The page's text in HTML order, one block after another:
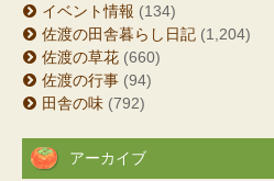
イベント情報 (134)
佐渡の田舎暮らし日記 (1,204)
佐渡の草花 (660)
佐渡の行事 (94)
田舎の味 (792)
アーカイブ